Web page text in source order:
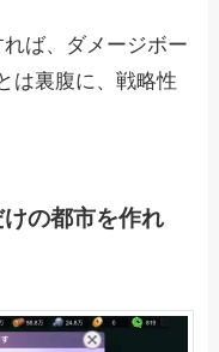
ば、ダメージボー
は裏腹に、戦略性
の都市を作れ